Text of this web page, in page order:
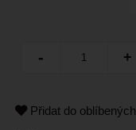
Přidat do oblíbených